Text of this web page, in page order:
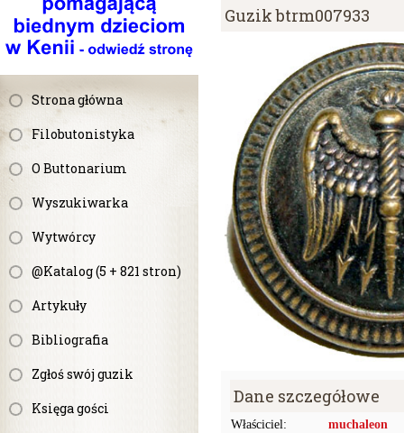
Strona główna
Filobutonistyka
O Buttonarium
Wyszukiwarka
Wytwórcy
@Katalog (5 + 821 stron)
Artykuły
Bibliografia
Zgłoś swój guzik
Księga gości
Guzik btrm007933
Dane szczegółowe
Właściciel:
muchaleon